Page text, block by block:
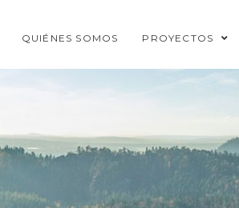
QUIÉNES SOMOS PROYECTOS